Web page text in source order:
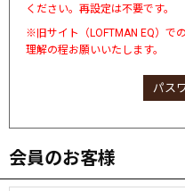
ください。再設定は不要です。
※旧サイト（LOFTMAN EQ）で
理解の程お願いいたします。
パス
会員のお客様